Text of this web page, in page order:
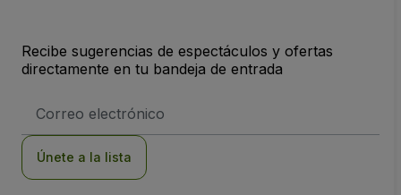
Recibe sugerencias de espectáculos y ofertas
directamente en tu bandeja de entrada
de
Únete a la lista